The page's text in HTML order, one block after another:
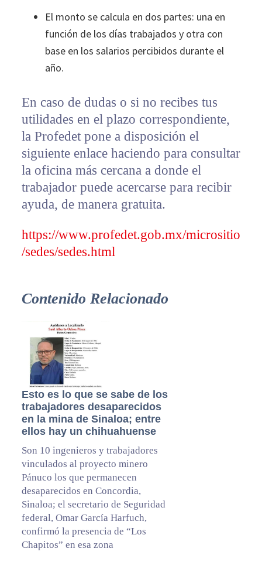
El monto se calcula en dos partes: una en
función de los días trabajados y otra con
base en los salarios percibidos durante el
año.
En caso de dudas o si no recibes tus
utilidades en el plazo correspondiente,
la Profedet pone a disposición el
siguiente enlace haciendo para consultar
la oficina más cercana a donde el
trabajador puede acercarse para recibir
ayuda, de manera gratuita.
https://www.profedet.gob.mx/micrositio
/sedes/sedes.html
Contenido Relacionado
Esto es lo que se sabe de los
trabajadores desaparecidos
en la mina de Sinaloa; entre
ellos hay un chihuahuense
Son 10 ingenieros y trabajadores
vinculados al proyecto minero
Pánuco los que permanecen
desaparecidos en Concordia,
Sinaloa; el secretario de Seguridad
federal, Omar García Harfuch,
confirmó la presencia de “Los
Chapitos” en esa zona